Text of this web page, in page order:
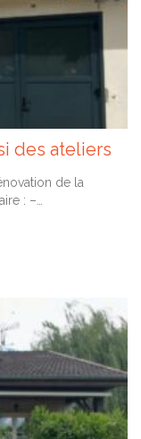
des ateliers
de la
: –…